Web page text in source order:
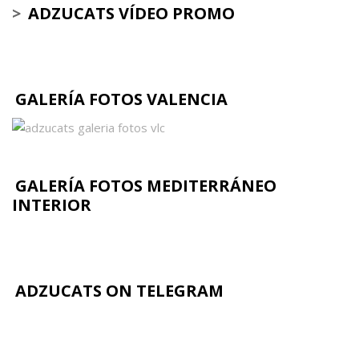
> ADZUCATS VÍDEO PROMO
GALERÍA FOTOS VALENCIA
GALERÍA FOTOS MEDITERRÁNEO
INTERIOR
ADZUCATS ON TELEGRAM